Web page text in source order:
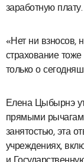
заработную плату.
«Нет ни взносов,
страхование
только о
Елена Цыбырнэ
прямыми
занятостью, эта
учреждениях,